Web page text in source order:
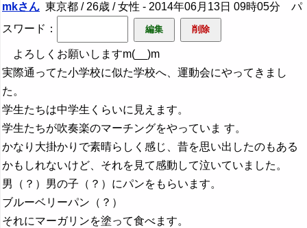
mkさん 東京都 / 26歳 / 女性 - 2014年06月13日 09時05分
パ
スワード：
よろしくお願いしますm(__)m
実際通ってた小学校に似た学校へ、運動会にやってきまし
た。
学生たちは中学生くらいに見えます。
学生たちが吹奏楽のマーチングをやっていま す。
かなり大掛かりで素晴らしく感じ、昔を思い出したのもある
かもしれないけど、それを見て感動して泣いていました。
男（？）男の子（？）にパンをもらいます。
ブルーベリーパン（？）
それにマーガリンを塗って食べます。